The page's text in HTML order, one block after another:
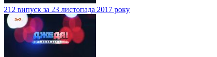
212 випуск за 23 листопада 2017 року